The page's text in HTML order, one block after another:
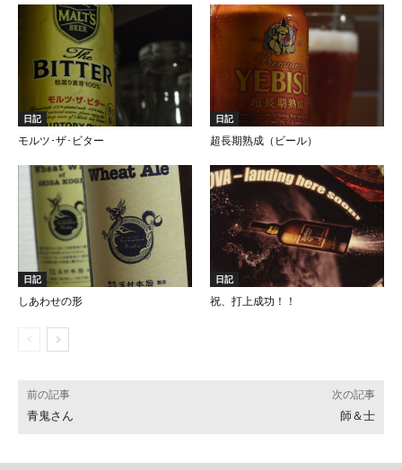
日記
モルツ･ザ･ビター
日記
超長期熟成（ビール）
日記
しあわせの形
日記
祝、打上成功！！
前の記事
青鬼さん
次の記事
師＆士